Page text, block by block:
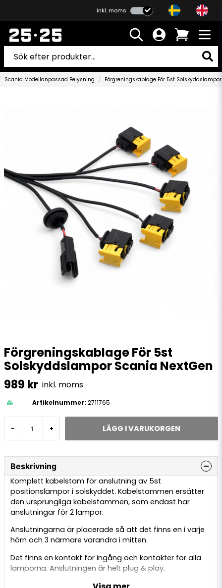
inkl. moms
Scania Modellanpassad Belysning Förgreningskablage För 5st
Förgreningskablage För 5st
Solskyddslampor Scania NextGen
989 kr inkl. moms
2711765
- + LÄGG I VARUKORGEN
Beskrivning
Komplett kabelstam för anslutning av 5st
positionslampor i solskyddet. Kabelstammen ersätter
den ursprungliga kabelstammen, som endast har
anslutningar för 2 lampor.
Anslutningarna är placerade så att det finns en i varje
hörn och 3 närmare varandra i mitten.
Det finns en kontakt för ingång och kontakter för alla
lamporna. Anslutningen är helt plug & play.
Den totala längden på kabelstammen är 2100 mm.